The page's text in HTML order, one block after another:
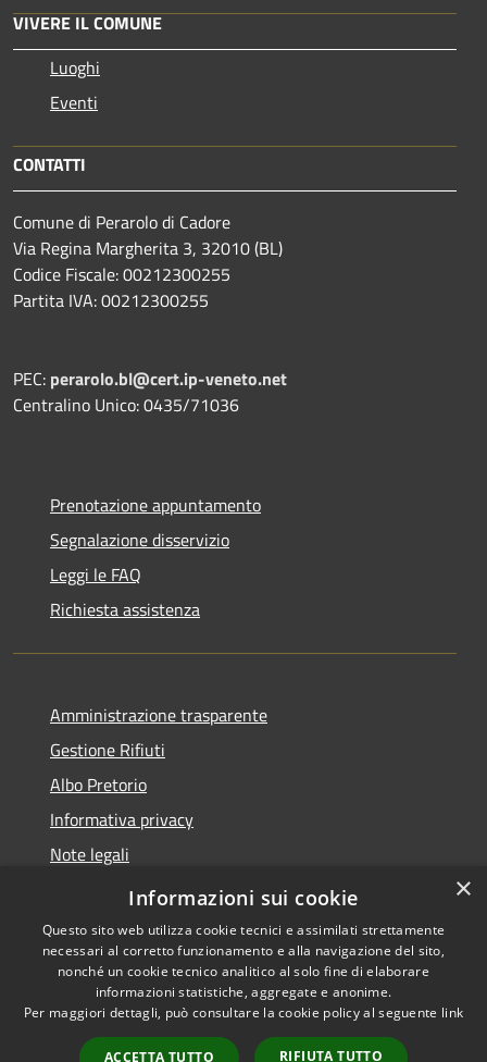
VIVERE IL COMUNE
Luoghi
Eventi
CONTATTI
Comune di Perarolo di Cadore
Via Regina Margherita 3, 32010 (BL)
Codice Fiscale: 00212300255
Partita IVA: 00212300255
PEC: perarolo.bl@cert.ip-veneto.net
Centralino Unico: 0435/71036
Prenotazione appuntamento
Segnalazione disservizio
Leggi le FAQ
Richiesta assistenza
Amministrazione trasparente
Gestione Rifiuti
Albo Pretorio
Informativa privacy
Note legali
Dichiarazione di accessibilità
Accessibilità
Copyright © 2026 • Comune di
Perarolo di Cadore • Powered
byMunicipium Accesso
×
Informazioni sui cookie
Questo sito web utilizza cookie tecnici e assimilati strettamente
necessari al corretto funzionamento e alla navigazione del sito,
nonché un cookie tecnico analitico al solo fine di elaborare
informazioni statistiche, aggregate e anonime.
Per maggiori dettagli, può consultare la cookie policy al seguente link
ACCETTA TUTTO RIFIUTA TUTTO